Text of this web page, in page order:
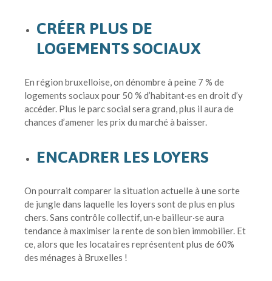
CRÉER PLUS DE
LOGEMENTS SOCIAUX
En région bruxelloise, on dénombre à peine 7 % de
logements sociaux pour 50 % d’habitant·es en droit d’y
accéder. Plus le parc social sera grand, plus il aura de
chances d’amener les prix du marché à baisser.
ENCADRER LES LOYERS
On pourrait comparer la situation actuelle à une sorte
de jungle dans laquelle les loyers sont de plus en plus
chers. Sans contrôle collectif, un·e bailleur·se aura
tendance à maximiser la rente de son bien immobilier. Et
ce, alors que les locataires représentent plus de 60%
des ménages à Bruxelles !